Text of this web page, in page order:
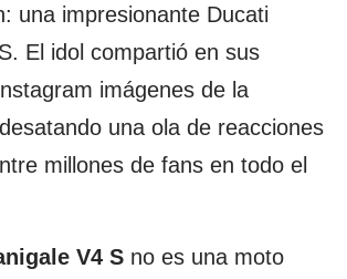
una impresionante Ducati
El idol compartió en sus
imágenes de la
una ola de reacciones
millones de fans en todo el
V4 S no es una moto